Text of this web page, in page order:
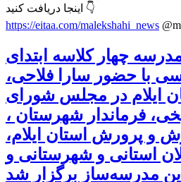
اینجا دریافت کنید 👇
https://eitaa.com/malekshahi_news
چهار کلاسه ابتدای
با حضور سارا فلاحی،
ایلام در مجلس شورای
فرماندار شهرستان ،
و پرورش استان ایلام،
استانی و شهرستانی و
مدرسه‌ساز برگزار شد